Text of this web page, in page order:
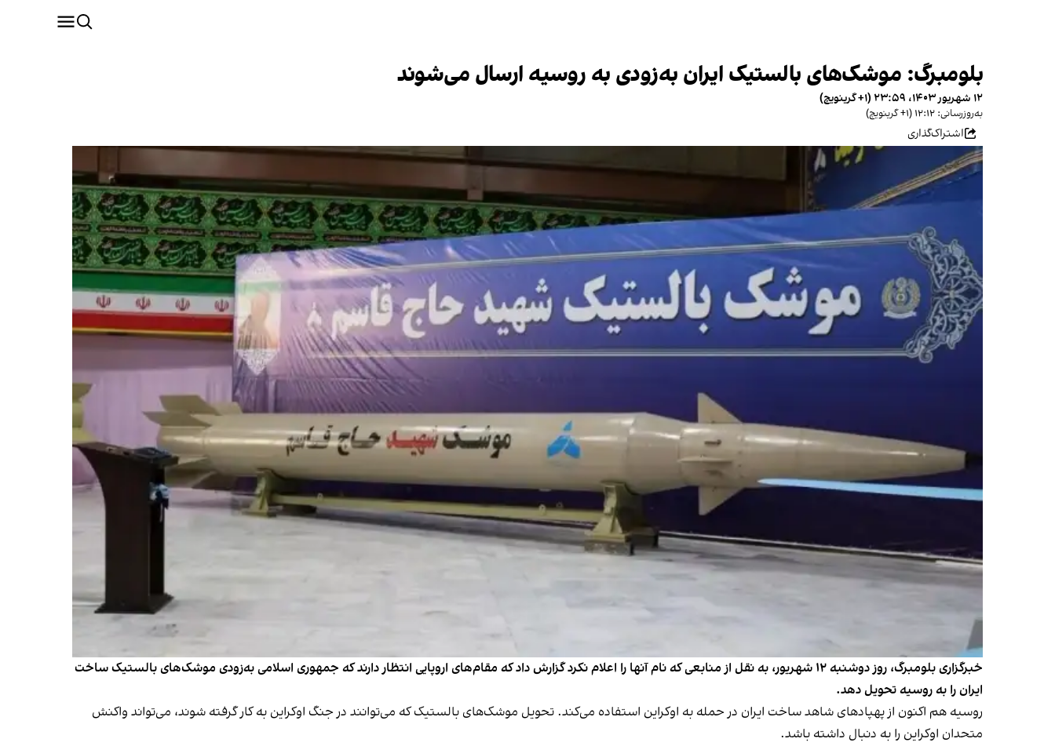
بلومبرگ: موشک‌های بالستیک ایران به‌زودی به روسیه ارسال می‌شوند
۱۲ شهریور ۱۴۰۳، ۲۳:۵۹ (‎+۱ گرینویچ)
به‌روزرسانی: ۱۲:۱۲ (‎+۱ گرینویچ)
اشتراک‌گذاری
خبرگزاری بلومبرگ، روز دوشنبه ۱۲ شهریور، به نقل از منابعی که نام آنها را اعلام نکرد گزارش داد که مقام‌های اروپایی انتظار دارند که جمهوری اسلامی به‌زودی موشک‌های بالستیک ساخت
ایران را به روسیه تحویل دهد.
روسیه هم اکنون از پهپادهای شاهد ساخت ایران در حمله به اوکراین استفاده می‌کند. تحویل موشک‌های بالستیک که می‌توانند در جنگ اوکراین به کار گرفته شوند، می‌تواند واکنش
متحدان اوکراین را به دنبال داشته باشد.